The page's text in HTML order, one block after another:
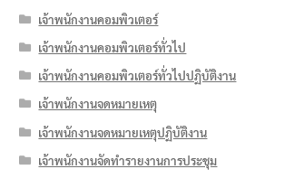
เจ้าพนักงานคอมพิวเตอร์
เจ้าพนักงานคอมพิวเตอร์ทั่วไป
เจ้าพนักงานคอมพิวเตอร์ทั่วไปปฏิบัติงาน
เจ้าพนักงานจดหมายเหตุ
เจ้าพนักงานจดหมายเหตุปฏิบัติงาน
เจ้าพนักงานจัดทำรายงานการประชุม